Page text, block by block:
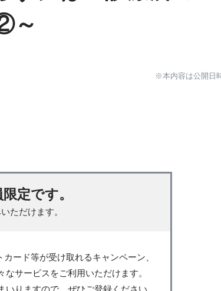
～
※本内容は公開日
定です。
ただけます。
ード等が受け取れるキャンペーン、
サービスをご利用いただけます。
りますので、ぜひご登録ください。